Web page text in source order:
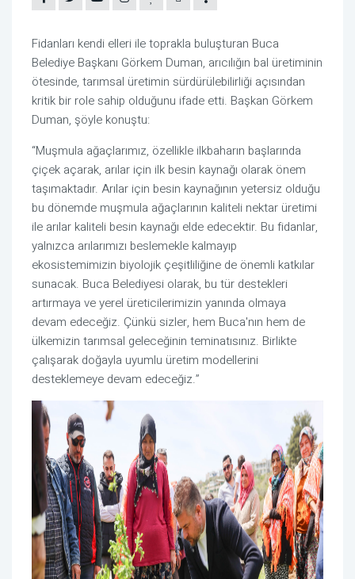
Fidanları kendi elleri ile toprakla buluşturan Buca
Belediye Başkanı Görkem Duman, arıcılığın bal üretiminin
ötesinde, tarımsal üretimin sürdürülebilirliği açısından
kritik bir role sahip olduğunu ifade etti. Başkan Görkem
Duman, şöyle konuştu:
“Muşmula ağaçlarımız, özellikle ilkbaharın başlarında
çiçek açarak, arılar için ilk besin kaynağı olarak önem
taşımaktadır. Arılar için besin kaynağının yetersiz olduğu
bu dönemde muşmula ağaçlarının kaliteli nektar üretimi
ile arılar kaliteli besin kaynağı elde edecektir. Bu fidanlar,
yalnızca arılarımızı beslemekle kalmayıp
ekosistemimizin biyolojik çeşitliliğine de önemli katkılar
sunacak. Buca Belediyesi olarak, bu tür destekleri
artırmaya ve yerel üreticilerimizin yanında olmaya
devam edeceğiz. Çünkü sizler, hem Buca'nın hem de
ülkemizin tarımsal geleceğinin teminatısınız. Birlikte
çalışarak doğayla uyumlu üretim modellerini
desteklemeye devam edeceğiz.”